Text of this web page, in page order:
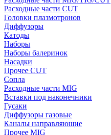
Расходные части CUT
Головки плазмотронов
Диффузоры
Катоды
Наборы
Наборы балеринок
Насадки
Прочее CUT
Сопла
Расходные части MIG
Вставки под наконечники
Гусаки
Диффузоры газовые
Каналы направляющие
Прочее MIG